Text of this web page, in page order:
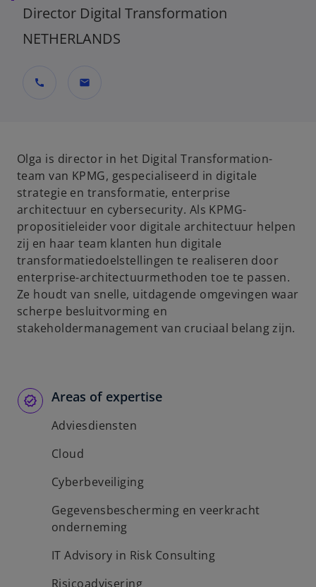
Director Digital Transformation
NETHERLANDS
call mail
Olga is director in het Digital Transformation-
team van KPMG, gespecialiseerd in digitale
strategie en transformatie, enterprise
architectuur en cybersecurity. Als KPMG-
propositieleider voor digitale architectuur helpen
zij en haar team klanten hun digitale
transformatiedoelstellingen te realiseren door
enterprise-architectuurmethoden toe te passen.
Ze houdt van snelle, uitdagende omgevingen waar
scherpe besluitvorming en
stakeholdermanagement van cruciaal belang zijn.
Areas of expertise
Adviesdiensten
Cloud
Cyberbeveiliging
Gegevensbescherming en veerkracht
onderneming
IT Advisory in Risk Consulting
Risicoadvisering